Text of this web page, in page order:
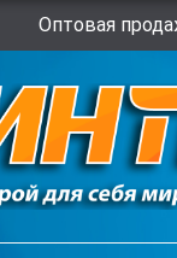
Оптовая